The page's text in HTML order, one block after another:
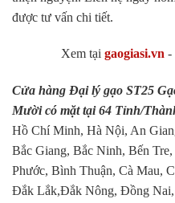
được tư vấn chi tiết.
Xem tại gaogiasi.vn-
Cửa hàng Đại lý gạo ST25
Mười có mặt tại 64 Tỉnh/
Hồ Chí Minh, Hà Nội, An
Bắc Giang, Bắc Ninh, Bến
Phước, Bình Thuận, Cà Mau,
Đắk Lắk,Đắk Nông, Đồng